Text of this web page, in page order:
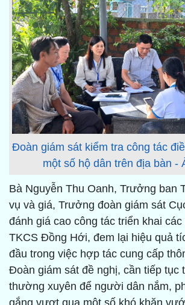
Đoàn giám sát kiểm tra công tác
một số hộ dân trên địa bàn -
Bà Nguyễn Thu Oanh, Trưởng ban
vụ và giá, Trưởng đoàn giám sát
đánh giá cao công tác triển khai
TKCS Đồng Hới, đem lại hiệu quả
đầu trong việc hợp tác cung cấp
Đoàn giám sát đề nghị, cần tiếp tục
thường xuyên để người dân nắm,